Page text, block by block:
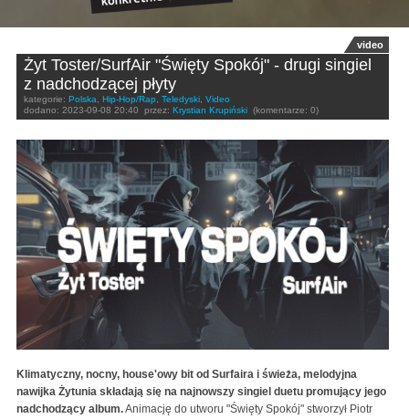
video
Żyt Toster/SurfAir "Święty Spokój" - drugi singiel
z nadchodzącej płyty
kategorie: Polska, Hip-Hop/Rap, Teledyski, Video
dodano: 2023-09-08 20:40 przez: Krystian Krupiński (komentarze: 0)
Klimatyczny, nocny, house'owy bit od Surfaira i świeża, melodyjna
nawijka Żytunia składają się na najnowszy singiel duetu promujący jego
nadchodzący album.Animację do utworu "Święty Spokój" stworzył Piotr